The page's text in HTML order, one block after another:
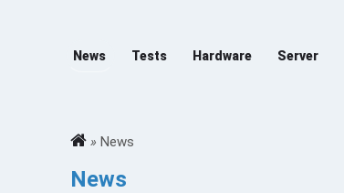
News Tests Hardware Server
» News
News